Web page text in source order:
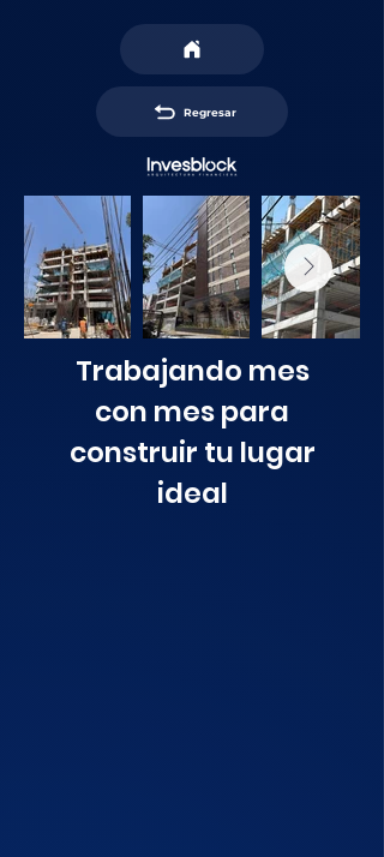
Regresar
Trabajando mes
con mes para
construir tu lugar
ideal